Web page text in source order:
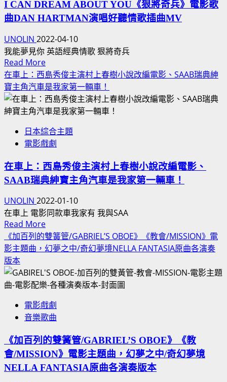
盛
德
舞
柯
林
斯
冠
軍
抒
情
歌
曲！
64
阿
契
直
機
《火
鳥
出
擊》
電
影
主
題
曲
士：
獨
俠
與
我
淵
源！
TOP
GUN
阿
湯
哥
替
身
是
同
學
親
戚！
毒
中
校
司
是
我
顧
客
I CAN DREAM ABOUT YOU《狠將奇兵》電影歌
曲DAN HARTMAN演唱好聽情歌插曲MV
UNOLIN 2022-04-10
我能夢見你 英語經典情歌 狠將奇兵
Read MoreRead
more
about
I
CAN
DREAM
ABOUT
YOU《狠
奇
兵》
影
歌
曲
DAN
HARTMAN
唱
好
情
歌
插
曲
MV
在車上：西島秀俊主演村上春樹小說改編電影、SAAB瑞典紳
寶主角汽車是我家第一輛車！
日本綜合主題
電影戲劇
在車上：西島秀俊主演村上春樹小說改編電影、
SAAB瑞典紳寶主角汽車是我家第一輛車！
UNOLIN 2022-01-10
在車上 電影同款車我家有 我與SAA
Read MoreRead
more
about
車
上：
島
秀
主
演
村
《加百列的雙簧管/GABRIEL’S OBOE》《教會/MISSION》電
影主題曲，幻夢之中/奇幻夢境NELLA FANTASIA原曲各演奏
版本
電影戲劇
音樂歌曲
《加百列的雙簧管/GABRIEL’S OBOE》《教
會/MISSION》電影主題曲，幻夢之中/奇幻夢境
NELLA FANTASIA原曲各演奏版本